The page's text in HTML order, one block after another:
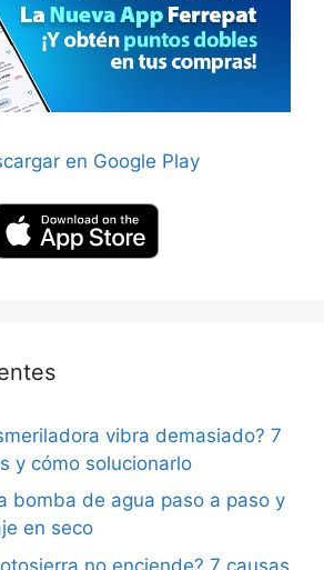
vibra demasiado? 7
y cómo solucionarlo
bomba de agua paso a paso y
en seco
no enciende? 7 causas